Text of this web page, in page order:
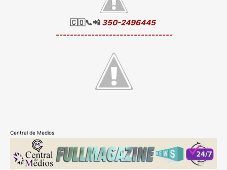
🇨🇴📞📲 350-2496445
---------------------------------
Central de Medios